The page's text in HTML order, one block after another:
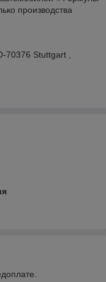
производства
70376 Stuttgart ,